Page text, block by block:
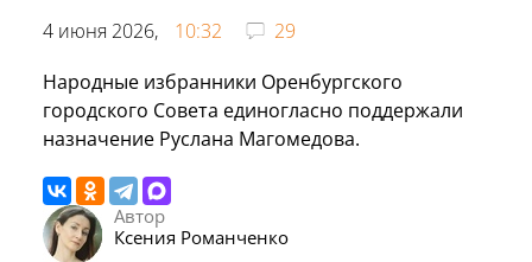
4 июня 2026, 10:32
29
Народные избранники Оренбургского
городского Совета единогласно поддержали
назначение Руслана Магомедова.
Автор
Ксения Романченко